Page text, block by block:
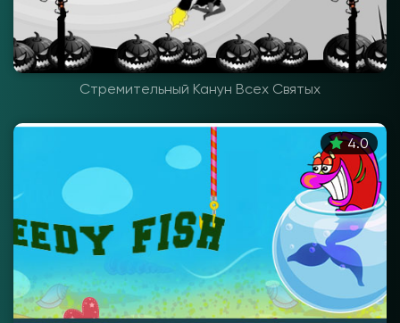
Стремительный Канун Всех Святых
4.0